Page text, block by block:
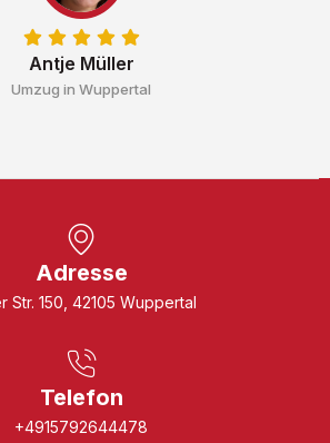
Antje Müller
Umzug in Wuppertal
Adresse
Str. 150, 42105 Wuppertal
Telefon
+4915792644478